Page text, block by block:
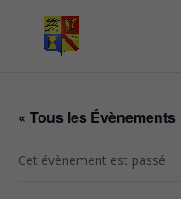
« Tous les Évènements
Cet évènement est passé